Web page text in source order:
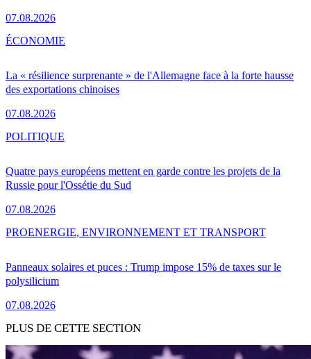
07.08.2026
La « résilience surprenante » de l'Allemagne face à la forte hausse
des exportations chinoises
07.08.2026
ÉCONOMIE
Quatre pays européens mettent en garde contre les projets de la
Russie pour l'Ossétie du Sud
07.08.2026
POLITIQUE
Panneaux solaires et puces : Trump impose 15% de taxes sur le
polysilicium
07.08.2026
PROENERGIE, ENVIRONNEMENT ET TRANSPORT
PLUS DE CETTE SECTION